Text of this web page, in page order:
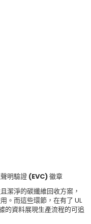
明驗證 (EVC) 徽章
潔淨的碳纖維回收方案，
。而這些環節，在有了 UL
的資料展現生產流程的可追